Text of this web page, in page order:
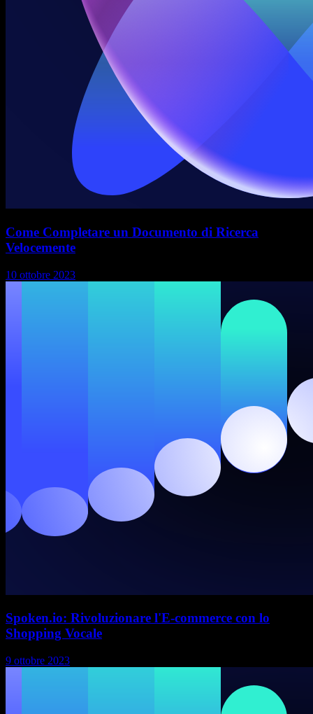
Come Completare un Documento di Ricerca
Velocemente
10 ottobre 2023
Spoken.io: Rivoluzionare l'E-commerce con lo
Shopping Vocale
9 ottobre 2023